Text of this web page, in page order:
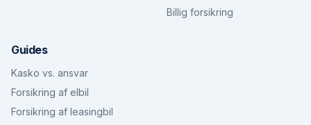
Billig forsikring
Guides
Kasko vs. ansvar
Forsikring af elbil
Forsikring af leasingbil